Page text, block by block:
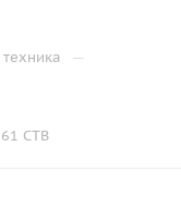
—
CTB